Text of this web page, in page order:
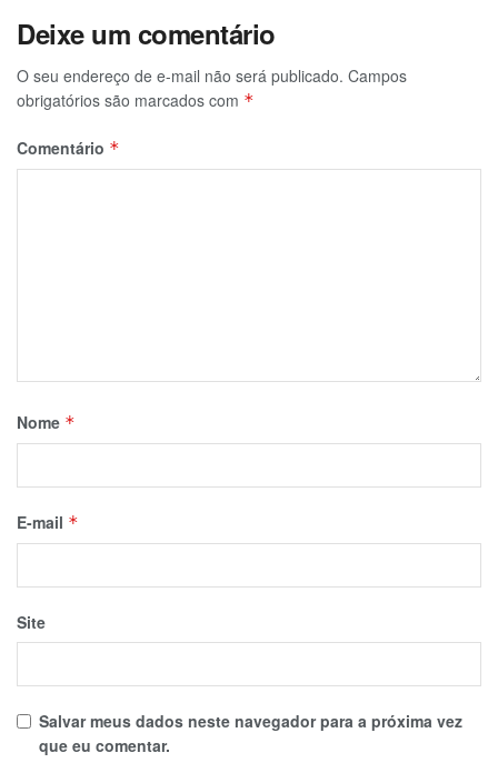
Deixe um comentário
O seu endereço de e-mail não será publicado. Campos
obrigatórios são marcados com *
Comentário *
Nome *
E-mail *
Site
Salvar meus dados neste navegador para a próxima vez
que eu comentar.